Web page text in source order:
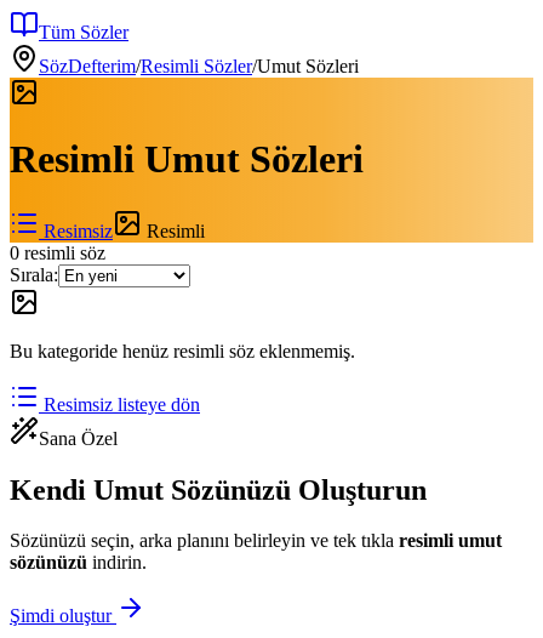
Tüm Sözler
SözDefterim/Resimli Sözler/Umut Sözleri
Resimli Umut Sözleri
Resimsiz
Resimli
0 resimli söz
Sırala:
Bu kategoride henüz resimli söz eklenmemiş.
Resimsiz listeye dön
Sana Özel
Kendi Umut Sözünüzü Oluşturun
Sözünüzü seçin, arka planını belirleyin ve tek tıkla resimliumut
sözünüzü indirin.
Şimdi oluştur